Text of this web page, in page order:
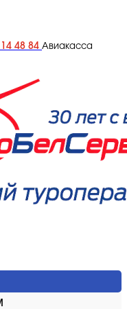
48 84 Авиакасса